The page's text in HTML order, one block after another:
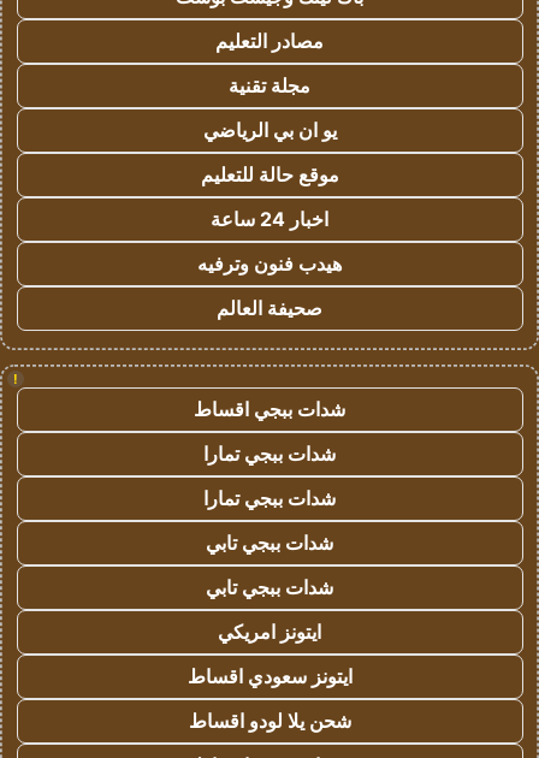
مصادر التعليم
مجلة تقنية
يو ان بي الرياضي
موقع حالة للتعليم
اخبار 24 ساعة
هيدب فنون وترفيه
صحيفة العالم
!
شدات ببجي اقساط
شدات ببجي تمارا
شدات ببجي تمارا
شدات ببجي تابي
شدات ببجي تابي
ايتونز امريكي
ايتونز سعودي اقساط
شحن يلا لودو اقساط